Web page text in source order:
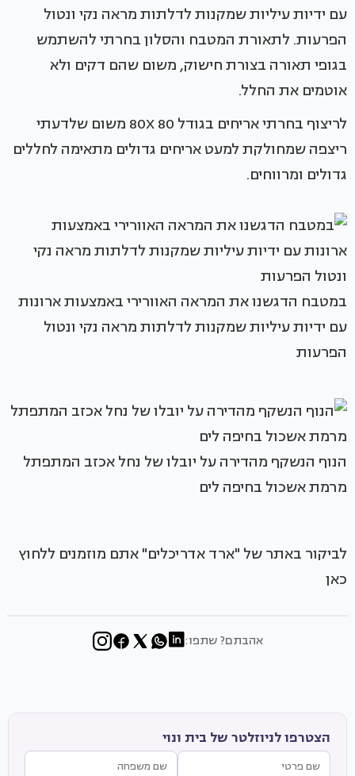
עם ידיות עיליות שמקנות לדלתות מראה נקי ונטול
הפרעות. לתאורת המטבח והסלון בחרתי להשתמש
בגופי תאורה בצורת חישוק, משום שהם דקים ולא
אוטמים את החלל.
לריצוף בחרתי אריחים בגודל 80X 80 משום שלדעתי
ריצפה שמחולקת למעט אריחים גדולים מתאימה לחללים
גדולים ומרווחים.
במטבח הדגשנו את המראה האוורירי באמצעות ארונות
עם ידיות עיליות שמקנות לדלתות מראה נקי ונטול
הפרעות
הנוף הנשקף מהדירה על יובלו של נחל אכזב המתפתל
מרמת אשכול בחיפה לים
לביקור באתר של "ארד אדריכלים" אתם מוזמנים ללחוץ
כאן
אהבתם? שתפו:
הצטרפו לניוזלטר של בית ונוי